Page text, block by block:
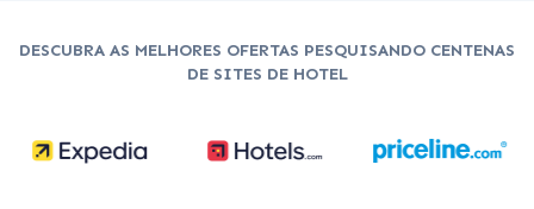
DESCUBRA AS MELHORES OFERTAS PESQUISANDO CENTENAS
DE SITES DE HOTEL